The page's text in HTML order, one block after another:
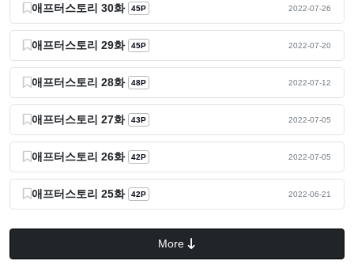
애프터스토리 30화 45P 2022-07-26
애프터스토리 29화 45P 2022-07-20
애프터스토리 28화 48P 2022-07-12
애프터스토리 27화 43P 2022-07-05
애프터스토리 26화 42P 2022-07-05
애프터스토리 25화 42P 2022-06-21
More